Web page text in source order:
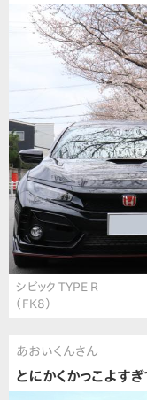
シビック TYPE R
（FK8）
あおいくんさん
とにかくかっこよす